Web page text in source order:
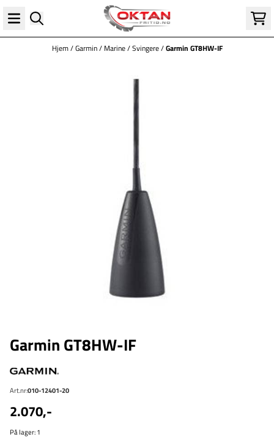
Hopp til innhold
Hjem/Garmin/ Marine/Svingere/Garmin GT8HW-IF
Garmin GT8HW-IF
Art.nr:010-12401-20
2.070,-
På lager: 1